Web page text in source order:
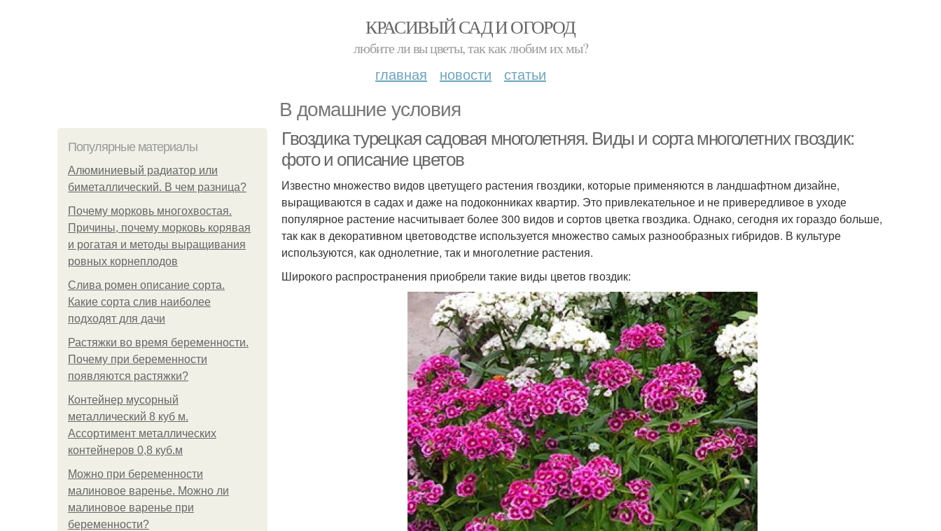
КРАСИВЫЙ САД И ОГОРОД
любите ли вы цветы, так как любим их мы?
главная новости статьи
В домашние условия
Популярные материалы
Алюминиевый радиатор или
биметаллический. В чем разница?
Почему морковь многохвостая.
Причины, почему морковь корявая
и рогатая и методы выращивания
ровных корнеплодов
Слива ромен описание сорта.
Какие сорта слив наиболее
подходят для дачи
Растяжки во время беременности.
Почему при беременности
появляются растяжки?
Контейнер мусорный
металлический 8 куб м.
Ассортимент металлических
контейнеров 0,8 куб.м
Можно при беременности
малиновое варенье. Можно ли
малиновое варенье при
беременности?
Гвоздика турецкая садовая многолетняя. Виды и сорта многолетних гвоздик:
фото и описание цветов
Известно множество видов цветущего растения гвоздики, которые применяются в ландшафтном дизайне,
выращиваются в садах и даже на подоконниках квартир. Это привлекательное и не привередливое в уходе
популярное растение насчитывает более 300 видов и сортов цветка гвоздика. Однако, сегодня их гораздо больше,
так как в декоративном цветоводстве используется множество самых разнообразных гибридов. В культуре
используются, как однолетние, так и многолетние растения.
Широкого распространения приобрели такие виды цветов гвоздик: